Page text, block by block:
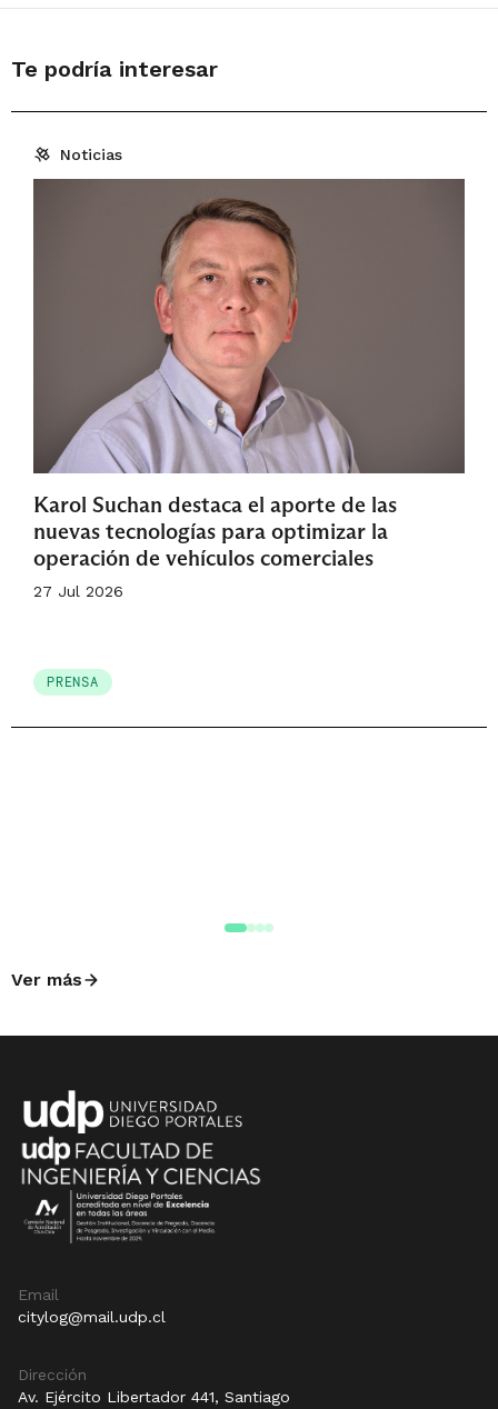
Te podría interesar
Noticias
Karol Suchan destaca el aporte de las
nuevas tecnologías para optimizar la
operación de vehículos comerciales
27 Jul 2026
PRENSA
Ver más
Email
citylog@mail.udp.cl
Dirección
Av. Ejército Libertador 441, Santiago